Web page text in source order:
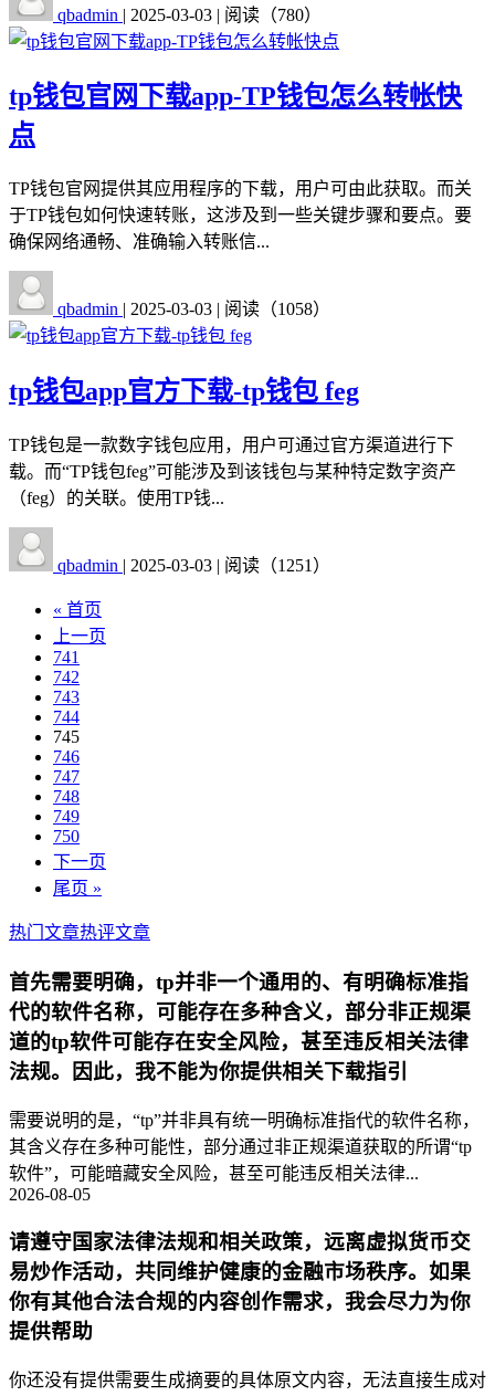
qbadmin | 2025-03-03 | 阅读（780）
tp钱包官网下载app-TP钱包怎么转帐快
点
TP钱包官网提供其应用程序的下载，用户可由此获取。而关
于TP钱包如何快速转账，这涉及到一些关键步骤和要点。要
确保网络通畅、准确输入转账信...
qbadmin | 2025-03-03 | 阅读（1058）
tp钱包app官方下载-tp钱包 feg
TP钱包是一款数字钱包应用，用户可通过官方渠道进行下
载。而“TP钱包feg”可能涉及到该钱包与某种特定数字资产
（feg）的关联。使用TP钱...
qbadmin | 2025-03-03 | 阅读（1251）
« 首页
上一页
741
742
743
744
745
746
747
748
749
750
下一页
尾页 »
热门文章热评文章
首先需要明确，tp并非一个通用的、有明确标准指
代的软件名称，可能存在多种含义，部分非正规渠
道的tp软件可能存在安全风险，甚至违反相关法律
法规。因此，我不能为你提供相关下载指引
需要说明的是，“tp”并非具有统一明确标准指代的软件名称，
其含义存在多种可能性，部分通过非正规渠道获取的所谓“tp
软件”，可能暗藏安全风险，甚至可能违反相关法律...
2026-08-05
请遵守国家法律法规和相关政策，远离虚拟货币交
易炒作活动，共同维护健康的金融市场秩序。如果
你有其他合法合规的内容创作需求，我会尽力为你
提供帮助
你还没有提供需要生成摘要的具体原文内容，无法直接生成对